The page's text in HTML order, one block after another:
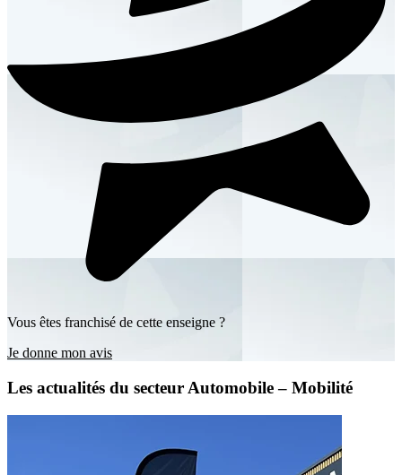
Vous êtes franchisé de cette enseigne ?
Je donne mon avis
Les actualités du secteur Automobile – Mobilité